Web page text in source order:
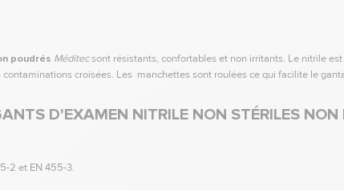
poudrés Méditecsont résistants, confortables et non irritants. Le nitrile
croisées. Les manchettes sont roulées ce qui facilite le
D'EXAMEN NITRILE NON STÉRILES
2 et EN 455-3.